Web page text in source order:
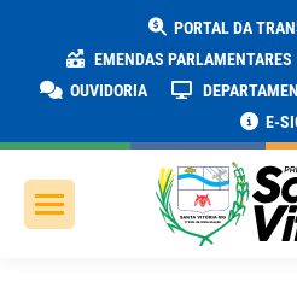
PORTAL DA
EMENDAS PARLAMENTARES
OUVIDORIA
E-